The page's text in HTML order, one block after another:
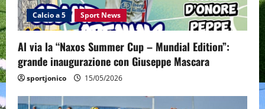
Calcio a 5 Sport News
Al via la “Naxos Summer Cup – Mundial Edition”:
grande inaugurazione con Giuseppe Mascara
sportjonico 15/05/2026